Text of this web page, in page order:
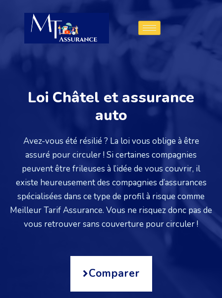
Loi Châtel et assurance
auto
Avez-vous été résilié ? La loi vous oblige à être
assuré pour circuler ! Si certaines compagnies
peuvent être frileuses à l’idée de vous couvrir, il
existe heureusement des compagnies d’assurances
spécialisées dans ce type de profil à risque comme
Meilleur Tarif Assurance. Vous ne risquez donc pas de
vous retrouver sans couverture pour circuler !
Comparer